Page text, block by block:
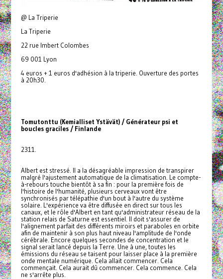
@ La Triperie
La Triperie
22 rue Imbert Colombes
69 001 Lyon
4 euros + 1 euros d'adhésion à la triperie. Ouverture des portes
à 20h30.
Tomutonttu (Kemialliset Ystävät) / Générateur psi et
boucles graciles / Finlande
2311.
Albert est stressé. Il a la désagréable impression de transpirer
malgré l'ajustement automatique de la climatisation. Le compte-
à-rebours touche bientôt à sa fin : pour la première fois de
l'histoire de l'humanité, plusieurs cerveaux vont être
synchronisés par télépathie d'un bout à l'autre du système
solaire. L'expérience va être diffusée en direct sur tous les
canaux, et le rôle d'Albert en tant qu'administrateur réseau de la
station relais de Saturne est essentiel. Il doit s'assurer de
l'alignement parfait des différents miroirs et paraboles en orbite
afin de maintenir à son plus haut niveau l'amplitude de l'onde
cérébrale. Encore quelques secondes de concentration et le
signal serait lancé depuis la Terre. Une à une, toutes les
émissions du réseau se taisent pour laisser place à la première
onde mentale numérique. Cela allait commencer. Cela
commençait. Cela aurait dû commencer. Cela commence. Cela
ne s'arrête plus.